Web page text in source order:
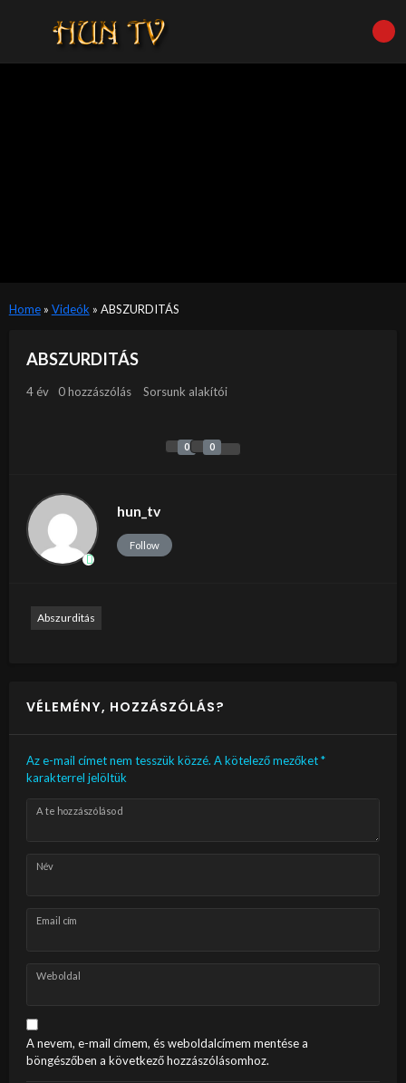
Home» Videók » ABSZURDITÁS
ABSZURDITÁS
4 év 0 hozzászólás Sorsunk alakítói
0 0
hun_tv
Follow
Abszurditás
VÉLEMÉNY, HOZZÁSZÓLÁS?
Az e-mail címet nem tesszük közzé. A kötelező mezőket*
karakterrel jelöltük
A te hozzászólásod
Név
Email cím
Weboldal
A nevem, e-mail címem, és weboldalcímem mentése a
böngészőben a következő hozzászólásomhoz.